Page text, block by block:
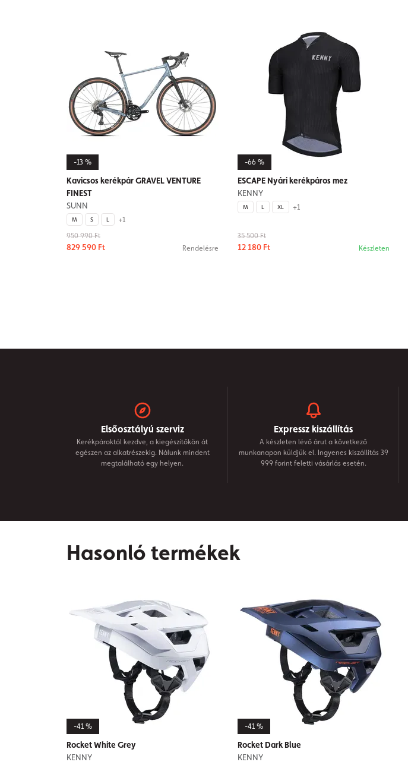
-13 %
Kavicsos kerékpár GRAVEL VENTURE
FINEST
SUNN
M S L
+1
950 990 Ft
829 590 Ft Rendelésre
-66 %
ESCAPE Nyári kerékpáros mez
KENNY
M L XL +1
35 500 Ft
12 180 Ft Készleten
Elsőosztályú szerviz
Kerékpároktól kezdve, a kiegészítőkön át
egészen az alkatrészekig. Nálunk mindent
megtalálható egy helyen.
Expressz kiszállítás
A készleten lévő árut a következő
munkanapon küldjük el. Ingyenes kiszállítás 39
999 forint feletti vásárlás esetén.
Hasonló termékek
-41 %
Rocket White Grey
KENNY
-41 %
Rocket Dark Blue
KENNY